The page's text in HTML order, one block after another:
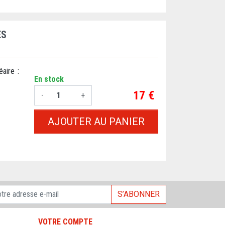
:
En stock
-
+ Prix
17 €
AJOUTER AU PANIER
S’ABONNER
VOTRE COMPTE